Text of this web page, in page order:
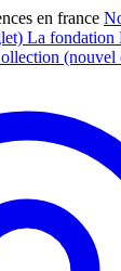
en france
La fondation
(nouvel